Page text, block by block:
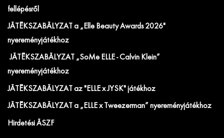
fellépésről
JÁTÉKSZABÁLYZAT a „Elle Beauty Awards 2026"
nyereményjátékhoz
JÁTÉKSZABÁLYZAT „SoMe ELLE - Calvin Klein”
nyereményjátékhoz
JÁTÉKSZABÁLYZAT az "ELLE x JYSK" játékhoz
JÁTÉKSZABÁLYZAT a „ELLE x Tweezerman” nyereményjátékhoz
Hirdetési ÁSZF